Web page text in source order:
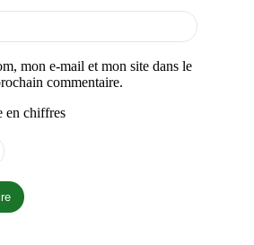
mon e-mail et mon site dans le
commentaire.
en chiffres